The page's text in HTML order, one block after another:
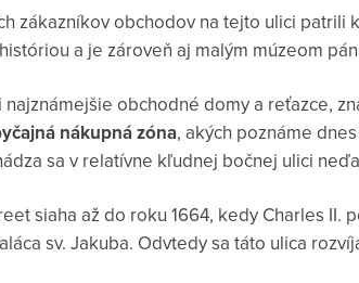
zákazníkov obchodov na tejto ulici patrili
a je zároveň aj malým múzeom
obchodné domy a reťazce,
nákupná zóna, akých poznáme
sa v relatívne kľudnej bočnej ulici
siaha až do roku 1664, kedy Charles
sv. Jakuba. Odvtedy sa táto ulica